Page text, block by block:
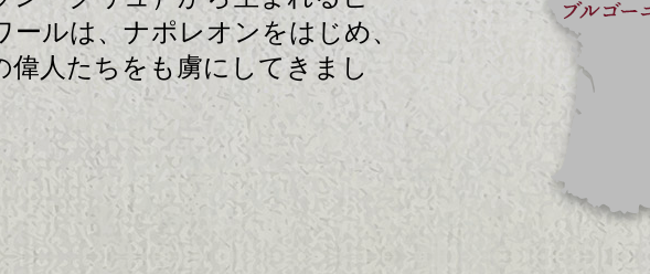
ールは、ナポレオンをはじめ、
偉人たちをも虜にしてきまし